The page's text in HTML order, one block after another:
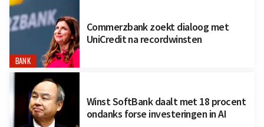
BANK
Commerzbank zoekt dialoog met
UniCredit na recordwinsten
Winst SoftBank daalt met 18 procent
ondanks forse investeringen in AI